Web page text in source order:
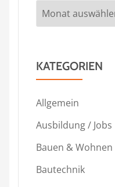
Archiv
KATEGORIEN
Allgemein
Ausbildung / Jobs
Bauen & Wohnen
Bautechnik